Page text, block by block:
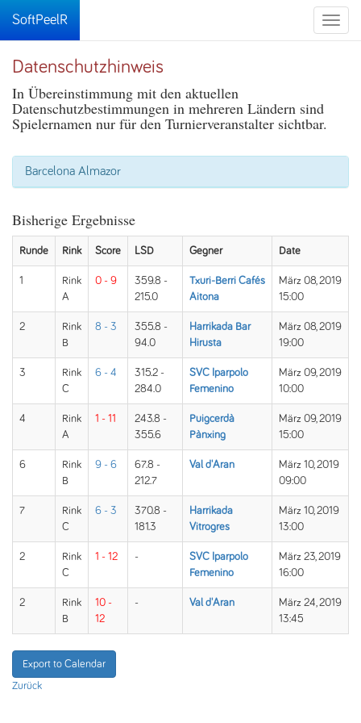
Toggle
SoftPeelR
Datenschutzhinweis
In Übereinstimmung mit den aktuellen
Datenschutzbestimmungen in mehreren Ländern sind
Spielernamen nur für den Turnierveranstalter sichtbar.
Barcelona Almazor
Bisherige Ergebnisse
Runde Rink Score LSD Gegner Date
1
Rink
A
0 - 9
359.8 -
215.0
Txuri-Berri Cafés
Aitona
März 08, 2019
15:00
2
Rink
B
8 - 3
355.8 -
94.0
Harrikada Bar
Hirusta
März 08, 2019
19:00
3
Rink
C
6 - 4
315.2 -
284.0
SVC Iparpolo
Femenino
März 09, 2019
10:00
4
Rink
A
1 - 11
243.8 -
355.6
Puigcerdà
Pànxing
März 09, 2019
15:00
6
Rink
B
9 - 6
67.8 -
212.7
Val d'Aran
März 10, 2019
09:00
7
Rink
C
6 - 3
370.8 -
181.3
Harrikada
Vitrogres
März 10, 2019
13:00
2
Rink
C
1 - 12 -
SVC Iparpolo
Femenino
März 23, 2019
16:00
2
Rink
B
10 -
12
- Val d'Aran
März 24, 2019
13:45
Export to Calendar
Zurück